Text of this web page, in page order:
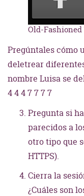
Old-
Pregúntales cómo
deletrear
nombre Luisa se
4 4 4 7 7 7 7
Pregunta si
parecidos a
otro tipo que
HTTPS).
Cierra la
¿Cuáles son